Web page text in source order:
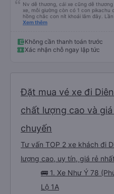
Nv dễ thương, cái xe cũng dễ
xe, mỗi giường còn có 1 con pikachu
hồng chắc con nít khoái lắm đây.
cả bàn chải đánh răng. Có 2 ông bà
Xem thêm
Không cần thanh toán trước
Xác nhận chỗ ngay lập tức
Đặt mua vé xe đi
chất lượng cao và
chuyến
Tư vấn TOP 2 xe khách đi
lượng cao, uy tín, giá rẻ
🚌 1. Xe Như Ý 78
Lộ 1A